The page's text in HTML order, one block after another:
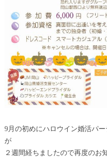
9月の初めにハロウイン婚活パ
が
２週間経ちましたので再度のお